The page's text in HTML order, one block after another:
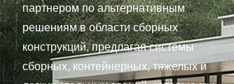
партнером по альтернативным
решениям в области сборных
конструкций, предлагая системы
сборных, контейнерных, тяжелых и